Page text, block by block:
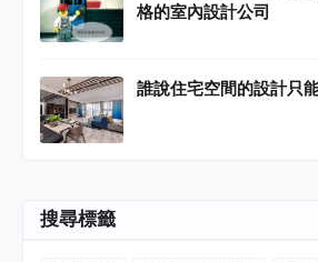
格的室內設計公司
誰說住宅空間的設計只
搜尋標籤